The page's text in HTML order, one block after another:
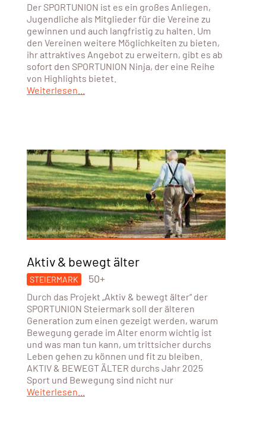
Der SPORTUNION ist es ein großes Anliegen,
Jugendliche als Mitglieder für die Vereine zu
gewinnen und auch langfristig zu halten. Um
den Vereinen weitere Möglichkeiten zu bieten,
ihr attraktives Angebot zu erweitern, gibt es ab
sofort den SPORTUNION Ninja, der eine Reihe
von Highlights bietet.
Weiterlesen...
Aktiv & bewegt älter
STEIERMARK 50+
Durch das Projekt „Aktiv & bewegt älter“ der
SPORTUNION Steiermark soll der älteren
Generation zum einen gezeigt werden, warum
Bewegung gerade im Alter enorm wichtig ist
und was man tun kann, um trittsicher durchs
Leben gehen zu können und fit zu bleiben.
AKTIV & BEWEGT ÄLTER durchs Jahr 2025
Sport und Bewegung sind nicht nur
Weiterlesen...